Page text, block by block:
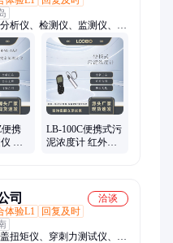
析仪、检测仪、监测仪、气
大气采样仪、高压气源、在
设备、固定污染源、生物安
定重量法、气体报警器、气
过滤、大流量采样泵
携
微
LB-100C便携式污
泥浓度计 红外吸
司
洽谈
体验L1
回复及时
扭矩仪、穿刺力测试仪、初